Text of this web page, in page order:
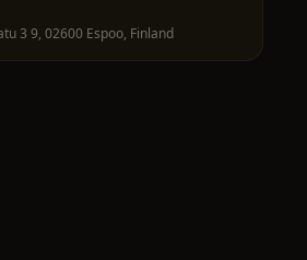
3 9, 02600 Espoo, Finland